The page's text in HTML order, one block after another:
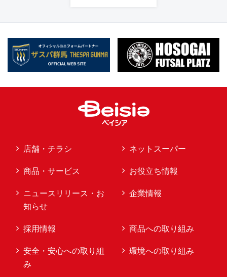
店舗・チラシ ネットスーパー
商品・サービス お役立ち情報
ニュースリリース・お
知らせ
企業情報
採用情報 商品への取り組み
安全・安心への取り組
み
環境への取り組み